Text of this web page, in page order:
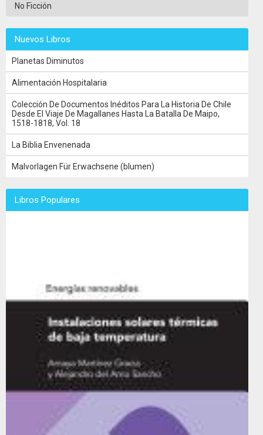
No Ficción
Nuevos Libros
Planetas Diminutos
Alimentación Hospitalaria
Colección De Documentos Inéditos Para La Historia De Chile
Desde El Viaje De Magallanes Hasta La Batalla De Maipo,
1518-1818, Vol. 18
La Biblia Envenenada
Malvorlagen Für Erwachsene (blumen)
Libros Populares